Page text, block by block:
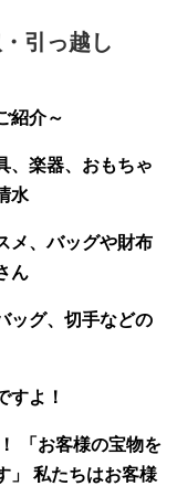
引っ越し
紹介～
、楽器、おもちゃ
水
メ、バッグや財布
ん
ッグ、切手などの
すよ！
「お客様の宝物を
」 私たちはお客様